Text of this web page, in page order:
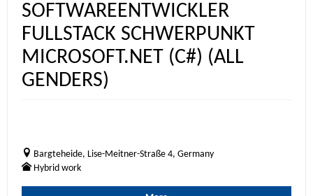
SOFTWAREENTWICKLER
FULLSTACK SCHWERPUNKT
MICROSOFT.NET (C#) (ALL
GENDERS)
Bargteheide, Lise-Meitner-Straße 4, Germany
Hybrid work